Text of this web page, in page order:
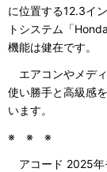
に位置する12.3イ
トシステム「
機能は健在です。
エアコンやメディ
使い勝手と高級感
います。
※ ※ ※
アコード 2025年